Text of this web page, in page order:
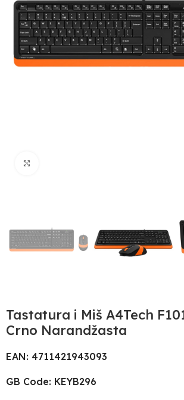
Tastatura i Miš A4Tech
Crno Narandžasta
EAN: 4711421943093
GB Code: KEYB296